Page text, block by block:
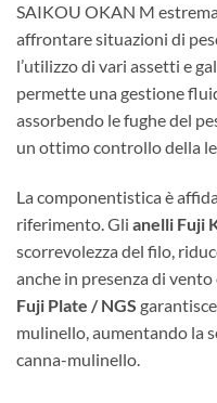
SAIKOU OKAN M
affrontare situazioni di
l’utilizzo di vari assetti e
permette una gestione
assorbendo le fughe del
un ottimo controllo della
La componentistica è
riferimento. Gli anelli Fuji
scorrevolezza del filo,
anche in presenza di
Fuji Plate / NGS
mulinello, aumentando la
canna-mulinello.